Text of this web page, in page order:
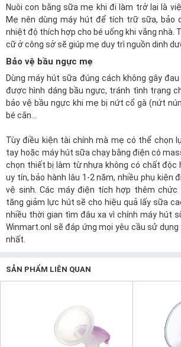
Nuôi con bằng sữa mẹ khi đi làm trở lại là
Mẹ nên dùng máy hút để tích trữ sữa, bảo
nhiệt độ thích hợp cho bé uống khi vắng nhà.
cữ ở công sở sẽ giúp mẹ duy trì nguồn dinh
Bảo vệ bầu ngực mẹ
Dùng máy hút sữa đúng cách không gây
được hình dáng bầu ngực, tránh tình trạng
bảo vệ bầu ngực khi mẹ bị nứt cổ gà (nứt
bé cắn...
Tùy điều kiện tài chính mà mẹ có thể chọn
tay hoặcmáy hút sữa chạy bằng điện có
chọn thiết bị làm từ nhựa không có chất độc
uy tín, bảo hành lâu 1-2 năm, nhiều phụ kiện
vệ sinh. Các máy điện tích hợp thêm chức
tăng giảm lực hút sẽ cho hiệu quả lấy sữa
nhiều thời gian tìm đâu xa vì chính máy hút
Winmart.onl sẽ đáp ứng mọi yêu cầu sử
nhất.
SẢN PHẨM LIÊN QUAN